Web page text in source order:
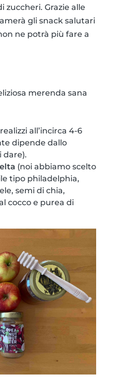
zuccheri. Grazie alle
gli snack salutari
ne potrà più fare a
merenda sana
all’incirca 4-6
dipende dallo
dare).
(noi abbiamo scelto
tipo philadelphia,
semi di chia,
cocco e purea di